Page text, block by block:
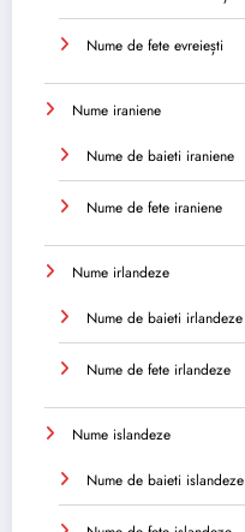
Nume de fete evreiești
Nume iraniene
Nume de baieti iraniene
Nume de fete iraniene
Nume irlandeze
Nume de baieti irlandeze
Nume de fete irlandeze
Nume islandeze
Nume de baieti islandeze